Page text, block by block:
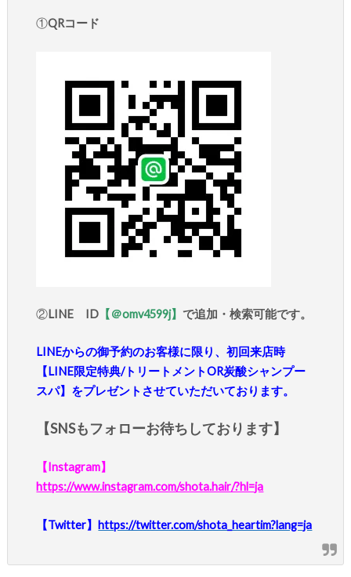
①QRコード
②LINE ID 【＠omv4599j】 で追加・検索可能です。
LINEからの御予約のお客様に限り、初回来店時
【LINE限定特典/トリートメントOR炭酸シャンプー
スパ】をプレゼントさせていただいております。
【SNSもフォローお待ちしております】
【Instagram】
https://www.instagram.com/shota.hair/?hl=ja
【Twitter】https://twitter.com/shota_heartim?lang=ja